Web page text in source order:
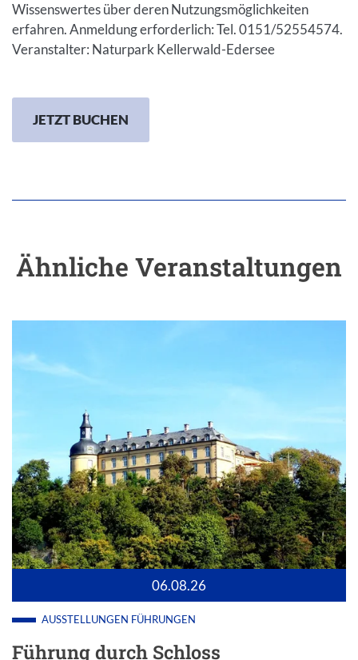
Wissenswertes über deren Nutzungsmöglichkeiten
erfahren. Anmeldung erforderlich: Tel. 0151/52554574.
Veranstalter: Naturpark Kellerwald-Edersee
JETZT BUCHEN
Ähnliche Veranstaltungen
06.08.26
AUSSTELLUNGEN FÜHRUNGEN
Führung durch Schloss